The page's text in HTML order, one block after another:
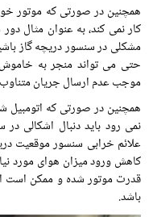
همچنین در صورتی که موتور
کار نمی کند، به عنوان مثال
حتی می تواند منجر به
موجب عدم ارسال جریان
همچنین در صورتی که اتومبیل
نمی رود باید دنبال اشکالی
علائم خرابی سنسور موقعیت
کاهش ورود میزان هوای مورد
قدرت موتور شده و ممکن است
باشد.